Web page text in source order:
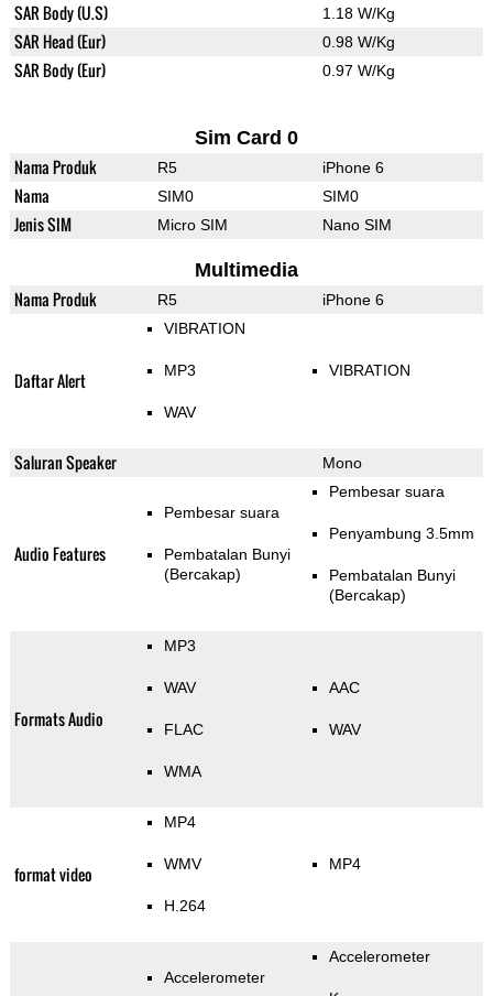
SAR Body (U.S) 1.18 W/Kg
SAR Head (Eur) 0.98 W/Kg
SAR Body (Eur) 0.97 W/Kg
Sim Card 0
Nama Produk R5 iPhone 6
Nama SIM0 SIM0
Jenis SIM Micro SIM Nano SIM
Multimedia
Nama Produk R5 iPhone 6
Daftar Alert
VIBRATION
MP3
WAV
VIBRATION
Saluran Speaker Mono
Audio Features
Pembesar suara
Pembatalan Bunyi
(Bercakap)
Pembesar suara
Penyambung 3.5mm
Pembatalan Bunyi
(Bercakap)
Formats Audio
MP3
WAV
FLAC
WMA
AAC
WAV
format video
MP4
WMV
H.264
MP4
Accelerometer
Accelerometer